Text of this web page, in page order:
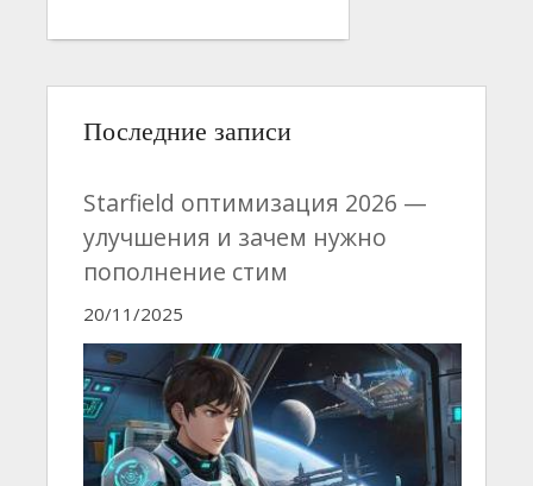
Последние записи
Starfield оптимизация 2026 —
улучшения и зачем нужно
пополнение стим
20/11/2025